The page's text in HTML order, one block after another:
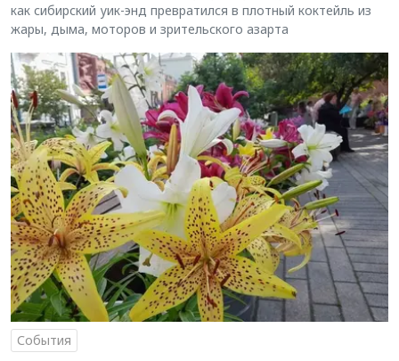
как сибирский уик-энд превратился в плотный коктейль из
жары, дыма, моторов и зрительского азарта
События